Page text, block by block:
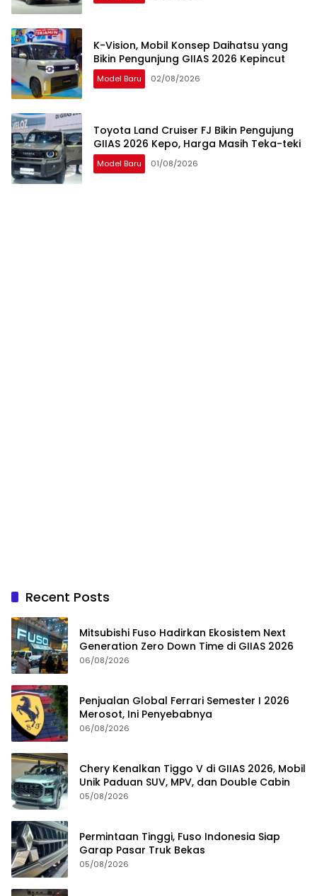
K-Vision, Mobil Konsep Daihatsu yang
Bikin Pengunjung GIIAS 2026 Kepincut
Model Baru 02/08/2026
Toyota Land Cruiser FJ Bikin Pengujung
GIIAS 2026 Kepo, Harga Masih Teka-teki
Model Baru 01/08/2026
Recent Posts
Mitsubishi Fuso Hadirkan Ekosistem Next
Generation Zero Down Time di GIIAS 2026
06/08/2026
Penjualan Global Ferrari Semester I 2026
Merosot, Ini Penyebabnya
06/08/2026
Chery Kenalkan Tiggo V di GIIAS 2026, Mobil
Unik Paduan SUV, MPV, dan Double Cabin
05/08/2026
Permintaan Tinggi, Fuso Indonesia Siap
Garap Pasar Truk Bekas
05/08/2026